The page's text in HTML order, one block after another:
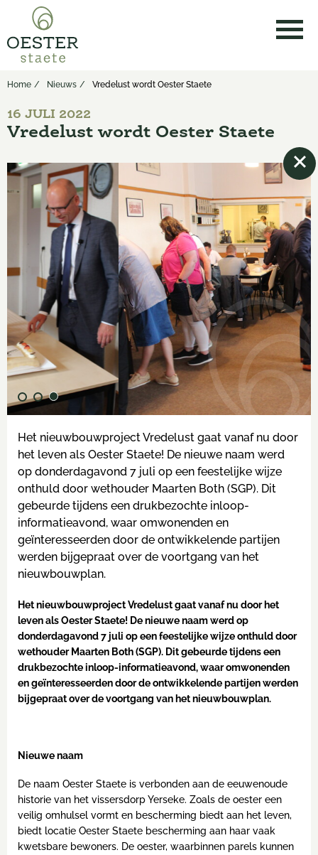
Home Nieuws Vredelust wordt Oester Staete
16 JULI 2022
Vredelust wordt Oester Staete
Het nieuwbouwproject Vredelust gaat vanaf nu door
het leven als Oester Staete! De nieuwe naam werd
op donderdagavond 7 juli op een feestelijke wijze
onthuld door wethouder Maarten Both (SGP). Dit
gebeurde tijdens een drukbezochte inloop-
informatieavond, waar omwonenden en
geïnteresseerden door de ontwikkelende partijen
werden bijgepraat over de voortgang van het
nieuwbouwplan.
Het nieuwbouwproject Vredelust gaat vanaf nu door het
leven als Oester Staete! De nieuwe naam werd op
donderdagavond 7 juli op een feestelijke wijze onthuld door
wethouder Maarten Both (SGP). Dit gebeurde tijdens een
drukbezochte inloop-informatieavond, waar omwonenden
en geïnteresseerden door de ontwikkelende partijen werden
bijgepraat over de voortgang van het nieuwbouwplan.
Nieuwe naam
De naam Oester Staete is verbonden aan de eeuwenoude
historie van het vissersdorp Yerseke. Zoals de oester een
veilig omhulsel vormt en bescherming biedt aan het leven,
biedt locatie Oester Staete bescherming aan haar vaak
kwetsbare bewoners. De oester, waarbinnen parels kunnen